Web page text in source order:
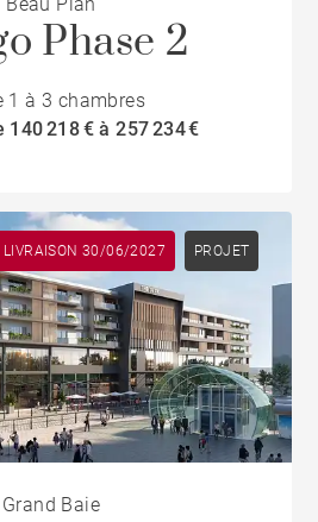
Phase 2
1 à 3 chambres
140 218 € à 257 234 €
LIVRAISON 30/06/2027 PROJET
Grand Baie